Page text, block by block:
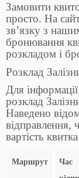
Замовити
просто. На
зв’язку з
бронювання
розкладом і
Розклад
Для
розклад
Наведено
відправлення,
вартість
Маршрут
Час